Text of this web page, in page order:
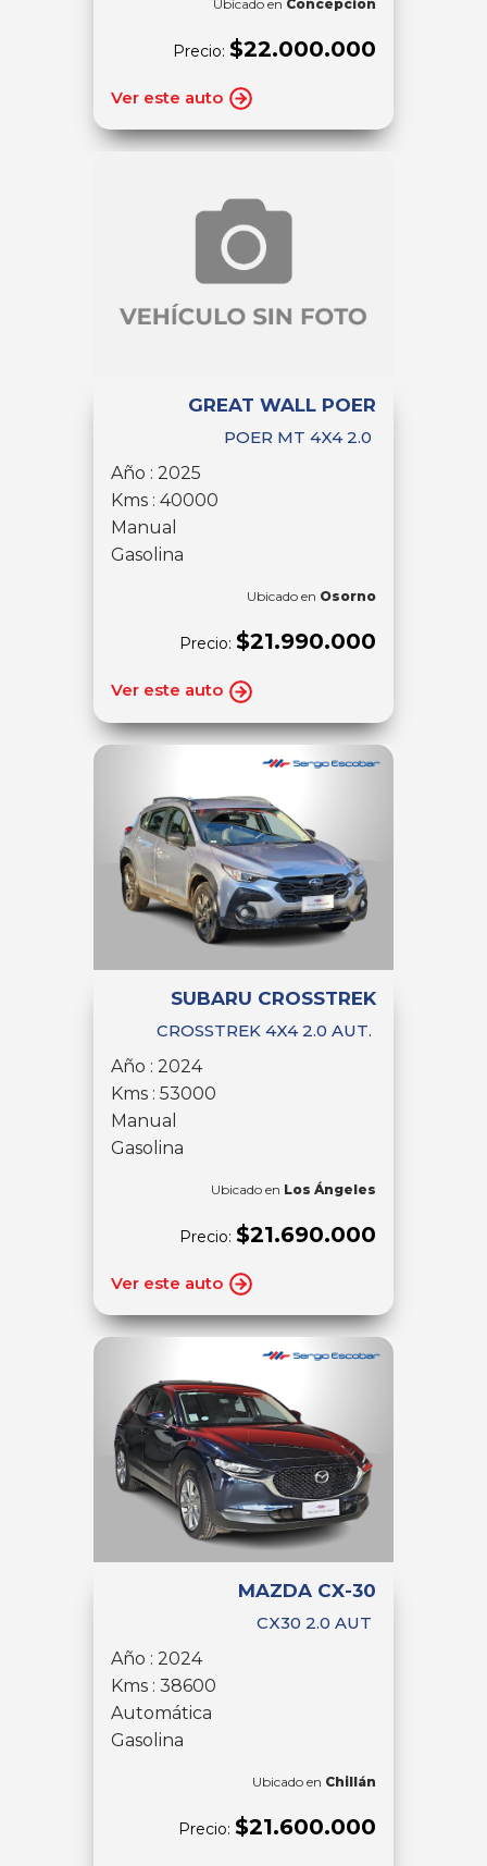
Ubicado en Concepción
Precio: $22.000.000
Ver este auto
GREAT WALL POER
POER MT 4X4 2.0
Año : 2025
Kms : 40000
Manual
Gasolina
Ubicado en Osorno
Precio: $21.990.000
Ver este auto
SUBARU CROSSTREK
CROSSTREK 4X4 2.0 AUT.
Año : 2024
Kms : 53000
Manual
Gasolina
Ubicado en Los Ángeles
Precio: $21.690.000
Ver este auto
MAZDA CX-30
CX30 2.0 AUT
Año : 2024
Kms : 38600
Automática
Gasolina
Ubicado en Chillán
Precio: $21.600.000